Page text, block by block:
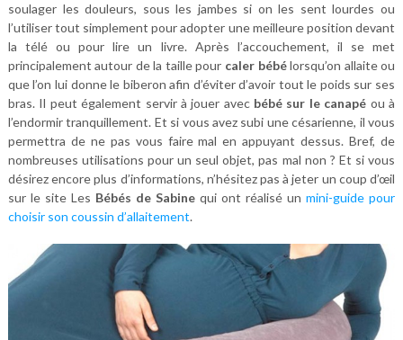
soulager les douleurs, sous les jambes si on les sent lourdes ou
l’utiliser tout simplement pour adopter une meilleure position devant
la télé ou pour lire un livre. Après l’accouchement, il se met
principalement autour de la taille pour caler bébélorsqu’on allaite ou
que l’on lui donne le biberon afin d’éviter d’avoir tout le poids sur ses
bras. Il peut également servir à jouer avec bébé sur le canapé ou à
l’endormir tranquillement. Et si vous avez subi une césarienne, il vous
permettra de ne pas vous faire mal en appuyant dessus. Bref, de
nombreuses utilisations pour un seul objet, pas mal non ? Et si vous
désirez encore plus d’informations, n’hésitez pas à jeter un coup d’œil
sur le site Les Bébés de Sabine qui ont réalisé unmini-guide pour
choisir son coussin d’allaitement.